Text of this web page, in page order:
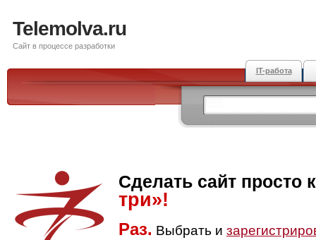
Telemolva.ru
Сайт в процессе разработки
IT-работа
Сделать сайт просто
три»!
Раз. Выбрать и